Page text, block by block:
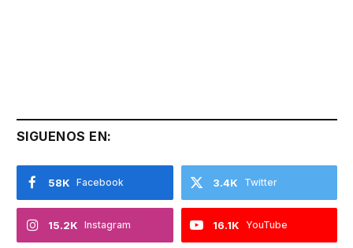
SIGUENOS EN:
Facebook
58K Twitter
3.4K
Instagram
15.2K YouTube
16.1K